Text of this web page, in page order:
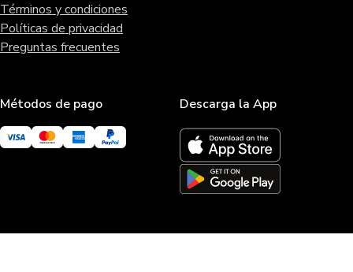
Términos y condiciones
Políticas de privacidad
Preguntas frecuentes
Métodos de pago Descarga la App